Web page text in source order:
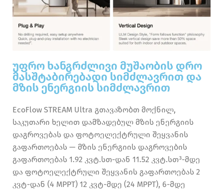
უფრო ხანგრძლივი მუშაობის დრო
მასშტაბირებადი სიმძლავრით და
მზის ენერგიის სიმძლავრით
EcoFlow STREAM Ultra გთავაზობთ მოქნილ,
საკუთარი ხელით დამზადებულ მზის ენერგიის
დაგროვებას და ფოტოელექტრული შეყვანის
გაფართოებას — მზის ენერგიის დაგროვების
გაფართოებას 1.92 კვტ.სთ-დან 11.52 კვტ.სთ³-მდე
და ფოტოელექტრული შეყვანის გაფართოებას 2
კვტ-დან (4 MPPT) 12 კვტ-მდე (24 MPPT), 6-მდე